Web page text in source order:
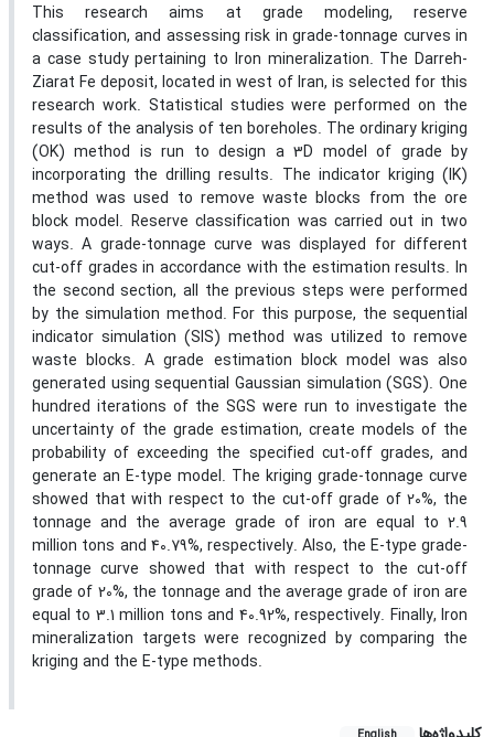
This research aims at grade modeling, reserve
classification, and assessing risk in grade-tonnage curves in
a case study pertaining to Iron mineralization. The Darreh-
Ziarat Fe deposit, located in west of Iran, is selected for this
research work. Statistical studies were performed on the
results of the analysis of ten boreholes. The ordinary kriging
(OK) method is run to design a 3D model of grade by
incorporating the drilling results. The indicator kriging (IK)
method was used to remove waste blocks from the ore
block model. Reserve classification was carried out in two
ways. A grade-tonnage curve was displayed for different
cut-off grades in accordance with the estimation results. In
the second section, all the previous steps were performed
by the simulation method. For this purpose, the sequential
indicator simulation (SIS) method was utilized to remove
waste blocks. A grade estimation block model was also
generated using sequential Gaussian simulation (SGS). One
hundred iterations of the SGS were run to investigate the
uncertainty of the grade estimation, create models of the
probability of exceeding the specified cut-off grades, and
generate an E-type model. The kriging grade-tonnage curve
showed that with respect to the cut-off grade of 20%, the
tonnage and the average grade of iron are equal to 2.9
million tons and 40.79%, respectively. Also, the E-type grade-
tonnage curve showed that with respect to the cut-off
grade of 20%, the tonnage and the average grade of iron are
equal to 3.1 million tons and 40.92%, respectively. Finally, Iron
mineralization targets were recognized by comparing the
kriging and the E-type methods.